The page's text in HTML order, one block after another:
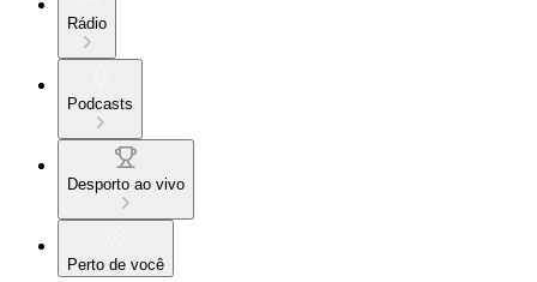
Rádio
Podcasts
Desporto ao vivo
Perto de você